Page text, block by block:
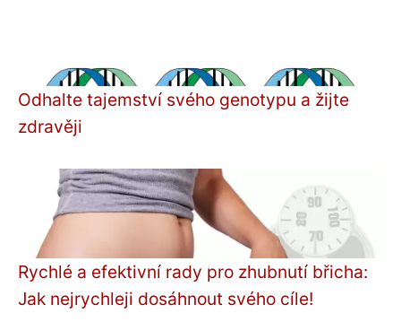
Odhalte tajemství svého genotypu a žijte
zdravěji
Rychlé a efektivní rady pro zhubnutí břicha:
Jak nejrychleji dosáhnout svého cíle!